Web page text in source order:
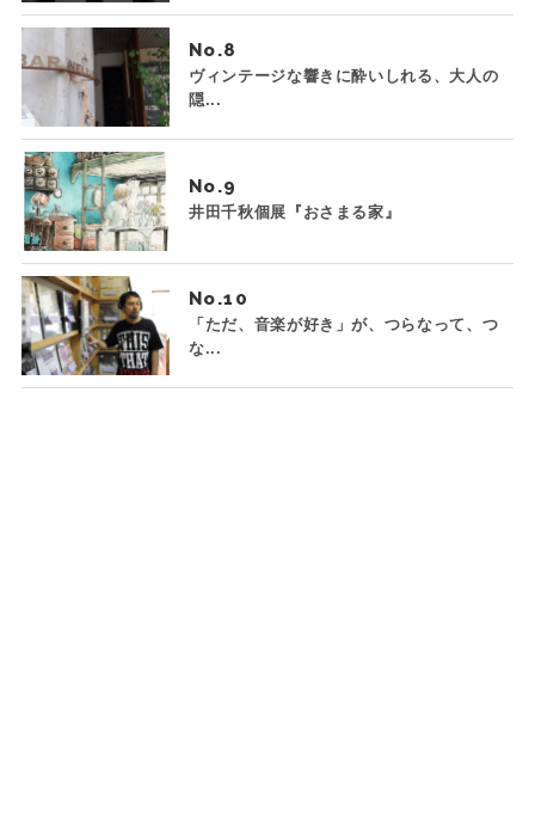
No.
ヴィンテージな響きに酔いしれる、大人の
隠...
No.
井田千秋個展『おさまる家』
No.
「ただ、音楽が好き」が、つらなって、つ
な...